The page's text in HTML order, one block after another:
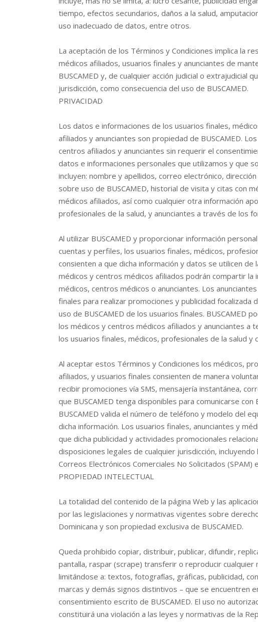
tiempo, efectos secundarios, daños a la salud,
uso inadecuado de datos, entre otros.
La aceptación de los Términos y Condiciones implica la
médicos afiliados, usuarios finales y anunciantes de
BUSCAMED y, de cualquier acción judicial o extrajudicial
jurisdicción, como consecuencia del uso de BUSCAMED.
PRIVACIDAD
Los datos e informaciones de los usuarios finales,
afiliados y anunciantes son propiedad de BUSCAMED.
centros afiliados y anunciantes sin requerir el
datos e informaciones personales que utilizamos y que
incluyen: nombre y apellidos, correo electrónico,
sobre uso de BUSCAMED, historial de visita y citas con
médicos afiliados, así como cualquier otra información
profesionales de la salud, y anunciantes a través de los
Al utilizar BUSCAMED y proporcionar información
cuentas y perfiles, los usuarios finales, médicos,
consienten a que dicha información y datos se utilicen
médicos y centros médicos afiliados podrán compartir la
médicos, centros médicos o anunciantes. Los
finales para realizar promociones y publicidad
uso de BUSCAMED de los usuarios finales. BUSCAMED
los médicos y centros médicos afiliados y anunciantes
los usuarios finales, médicos, profesionales de la salud y
Al aceptar estos Términos y Condiciones los médicos,
afiliados, y usuarios finales consienten de manera
recibir promociones vía SMS, mensajería instantánea,
que BUSCAMED tenga disponibles para comunicarse con
BUSCAMED valida el número de teléfono y modelo del
dicha información. Los usuarios finales, anunciantes y
que dicha publicidad y actividades promocionales
disposiciones legales de cualquier jurisdicción,
Correos Electrónicos Comerciales No Solicitados (SPAM)
PROPIEDAD INTELECTUAL
La totalidad del contenido de la página Web y las
por las legislaciones y normativas vigentes sobre
Dominicana y son propiedad exclusiva de BUSCAMED.
Queda prohibido copiar, distribuir, publicar, difundir,
pantalla, raspar (scrape) transferir o reproducir cualquier
limitándose a: textos, fotografías, gráficas, publicidad,
marcas y demás signos distintivos – que se encuentren
consentimiento escrito de BUSCAMED. El uso no
constituirá una violación a las leyes y normativas de la